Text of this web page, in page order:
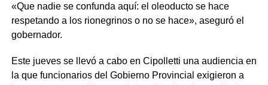
«Que nadie se confunda aquí: el oleoducto se hace
respetando a los rionegrinos o no se hace», aseguró el
gobernador.
Este jueves se llevó a cabo en Cipolletti una audiencia en
la que funcionarios del Gobierno Provincial exigieron a